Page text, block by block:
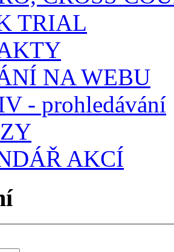
TRIAL
NA WEBU
- prohledávání
AKCÍ